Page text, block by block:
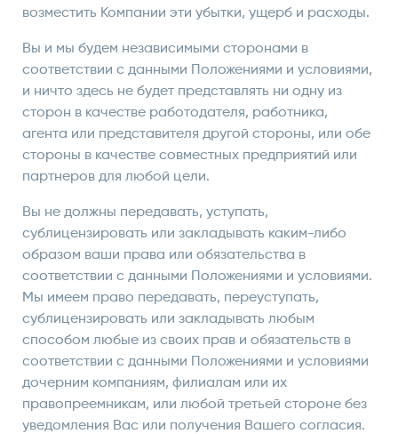
возместить Компании эти убытки, ущерб и расходы.
Вы и мы будем независимыми сторонами в
соответствии с данными Положениями и условиями,
и ничто здесь не будет представлять ни одну из
сторон в качестве работодателя, работника,
агента или представителя другой стороны, или обе
стороны в качестве совместных предприятий или
партнеров для любой цели.
Вы не должны передавать, уступать,
сублицензировать или закладывать каким-либо
образом ваши права или обязательства в
соответствии с данными Положениями и условиями.
Мы имеем право передавать, переуступать,
сублицензировать или закладывать любым
способом любые из своих прав и обязательств в
соответствии с данными Положениями и условиями
дочерним компаниям, филиалам или их
правопреемникам, или любой третьей стороне без
уведомления Вас или получения Вашего согласия.